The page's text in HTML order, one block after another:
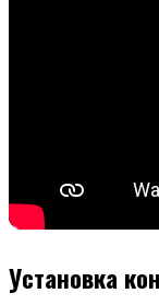
Установка